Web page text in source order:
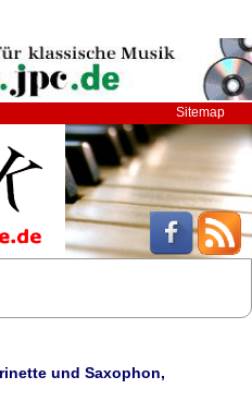
Sitemap
und Saxophon,